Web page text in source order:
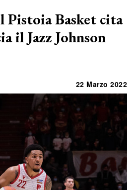
Pistoia Basket cita
il Jazz Johnson
22 Marzo 2022